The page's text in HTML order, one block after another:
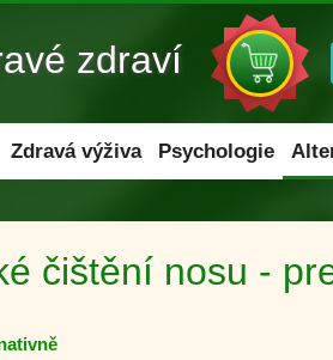
zdraví
Zdravá výživa Psychologie
čištění nosu -